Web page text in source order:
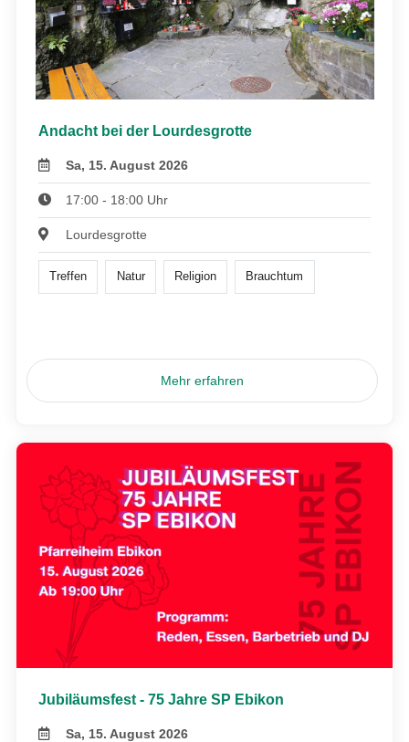
Andacht bei der Lourdesgrotte
Sa, 15. August 2026
17:00 - 18:00 Uhr
Lourdesgrotte
Treffen Natur Religion Brauchtum
Mehr erfahren
Jubiläumsfest - 75 Jahre SP Ebikon
Sa, 15. August 2026